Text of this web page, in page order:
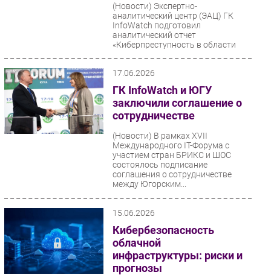
(Новости) Экспертно-
аналитический центр (ЭАЦ) ГК
InfoWatch подготовил
аналитический отчет
«Киберпреступность в области
17.06.2026
ГК InfoWatch и ЮГУ
заключили соглашение о
сотрудничестве
(Новости) В рамках XVII
Международного IT-Форума с
участием стран БРИКС и ШОС
состоялось подписание
соглашения о сотрудничестве
между Югорским...
15.06.2026
Кибербезопасность
облачной
инфраструктуры: риски и
прогнозы